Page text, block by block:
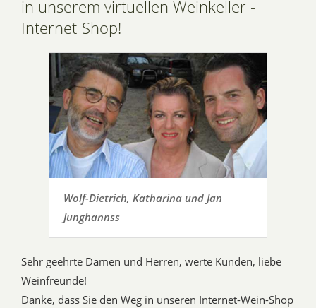
in unserem virtuellen Weinkeller -
Internet-Shop!
Wolf-Dietrich, Katharina und Jan
Junghannss
Sehr geehrte Damen und Herren, werte Kunden, liebe
Weinfreunde!
Danke, dass Sie den Weg in unseren Internet-Wein-Shop